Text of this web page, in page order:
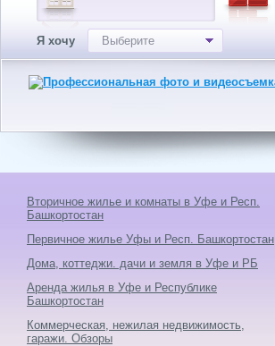
Я хочу Выберите
Вторичное жилье и комнаты в Уфе и Респ.
Башкортостан
Первичное жилье Уфы и Респ. Башкортостан
Дома, коттеджи. дачи и земля в Уфе и РБ
Аренда жилья в Уфе и Республике
Башкортостан
Коммерческая, нежилая недвижимость,
гаражи. Обзоры